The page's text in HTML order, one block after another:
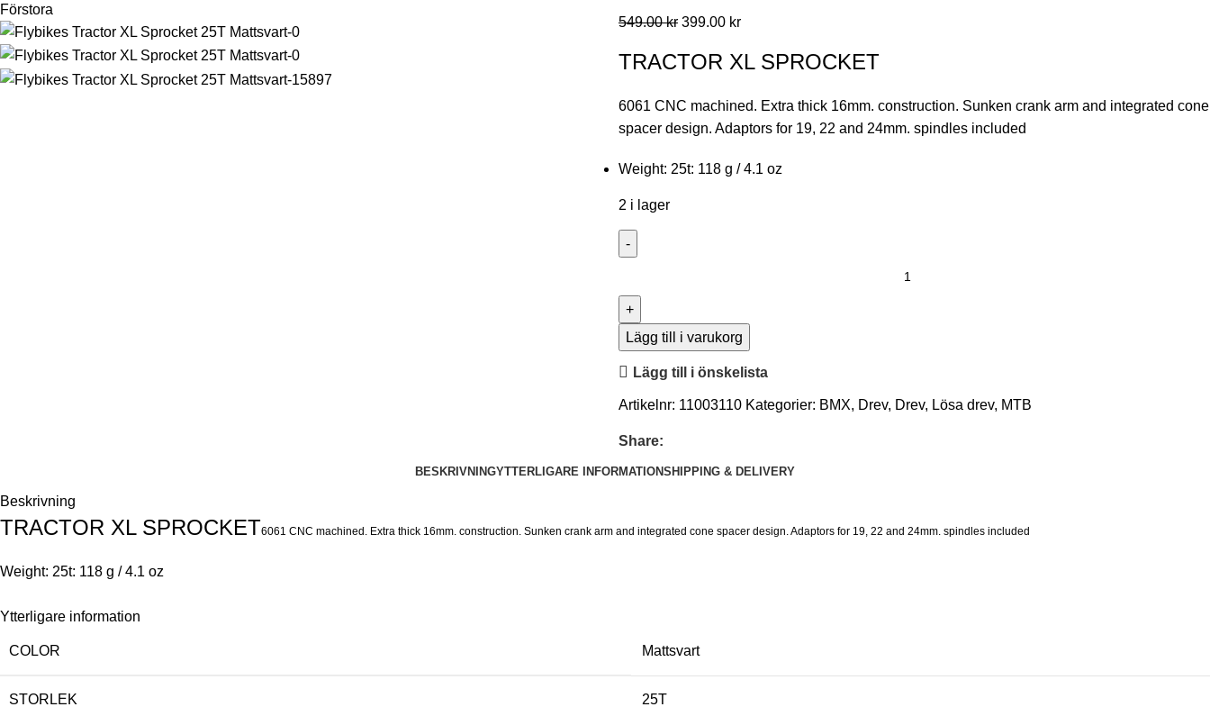
Förstora
549.00kr 399.00 kr
TRACTOR XL SPROCKET
6061 CNC machined. Extra thick 16mm. construction. Sunken crank arm and integrated cone
spacer design. Adaptors for 19, 22 and 24mm. spindles included
Weight: 25t: 118 g / 4.1 oz
2 i lager
Lägg till i varukorg
Lägg till i önskelista
Artikelnr: 11003110 Kategorier: BMX, Drev, Drev, Lösa drev, MTB
Share:
BESKRIVNINGYTTERLIGARE INFORMATIONSHIPPING & DELIVERY
Beskrivning
TRACTOR XL SPROCKET6061 CNC machined. Extra thick 16mm. construction. Sunken crank arm and integrated cone spacer design. Adaptors for 19, 22 and 24mm. spindles included
Weight: 25t: 118 g / 4.1 oz
Ytterligare information
COLOR Mattsvart
STORLEK 25T